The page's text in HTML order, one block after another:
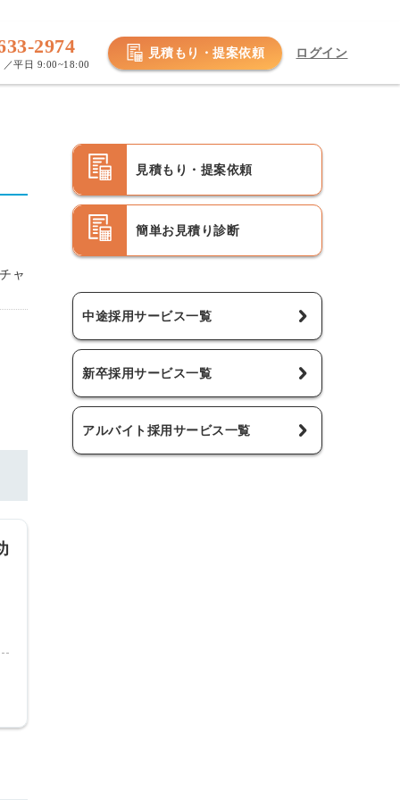
2974
／平日 9:00~18:00
見積もり・提案依頼 ログイン
ャ
見積もり・提案依頼
簡単お見積り診断
中途採用サービス一覧
新卒採用サービス一覧
アルバイト採用サービス一覧